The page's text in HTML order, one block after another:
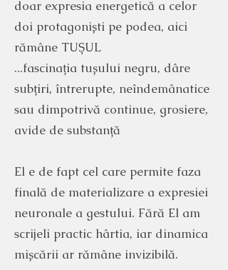
doar expresia energetică a celor
doi protagoniști pe podea, aici
rămâne TUȘUL
...fascinația tușului negru, dâre
subțiri, întrerupte, neîndemânatice
sau dimpotrivă continue, grosiere,
avide de substanță
El e de fapt cel care permite faza
finală de materializare a expresiei
neuronale a gestului. Fără El am
scrijeli practic hârtia, iar dinamica
mișcării ar rămâne invizibilă.